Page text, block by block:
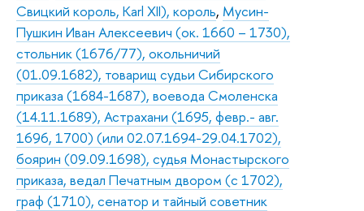
Свицкий король, Karl XII), король, Мусин-
Пушкин Иван Алексеевич (ок. 1660 – 1730),
стольник (1676/77), окольничий
(01.09.1682), товарищ судьи Сибирского
приказа (1684-1687), воевода Смоленска
(14.11.1689), Астрахани (1695, февр.- авг.
1696, 1700) (или 02.07.1694-29.04.1702),
боярин (09.09.1698), судья Монастырского
приказа, ведал Печатным двором (с 1702),
граф (1710), сенатор и тайный советник